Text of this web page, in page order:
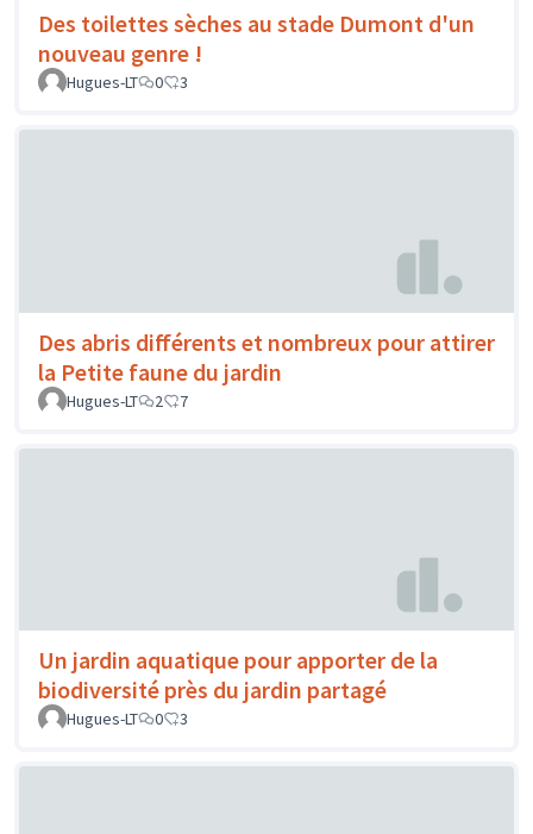
Des toilettes sèches au stade Dumont d'un
nouveau genre !
Hugues-LT 0 3
Des abris différents et nombreux pour attirer
la Petite faune du jardin
Hugues-LT 2 7
Un jardin aquatique pour apporter de la
biodiversité près du jardin partagé
Hugues-LT 0 3